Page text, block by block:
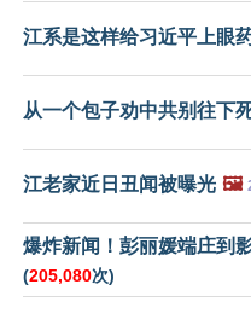
江系是这样给习近平上眼
从一个包子劝中共别往下
江老家近日丑闻被曝光 🖼️
爆炸新闻！彭丽媛端庄到
(205,080次)